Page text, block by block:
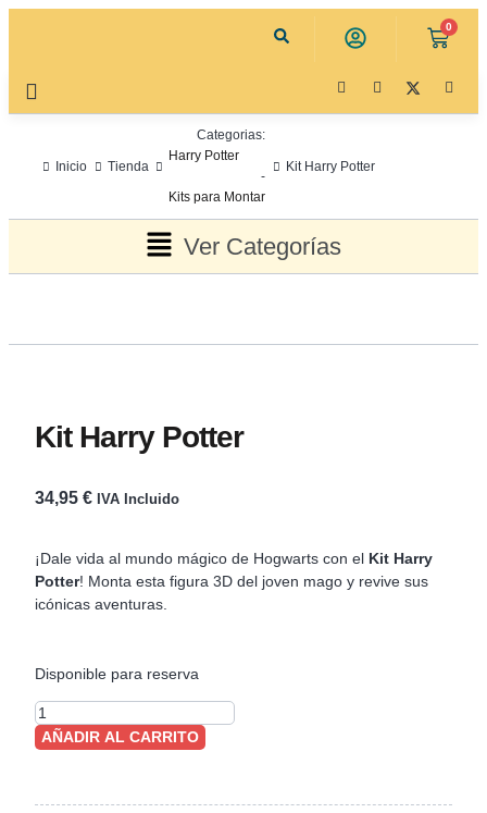
0
Inicio Tienda
Categorias:
Harry Potter
-
Kits para Montar
Kit Harry Potter
Ver Categorías
Kit Harry Potter
34,95 € IVA Incluido
¡Dale vida al mundo mágico de Hogwarts con el Kit Harry
Potter! Monta esta figura 3D del joven mago y revive sus
icónicas aventuras.
Disponible para reserva
AÑADIR AL CARRITO